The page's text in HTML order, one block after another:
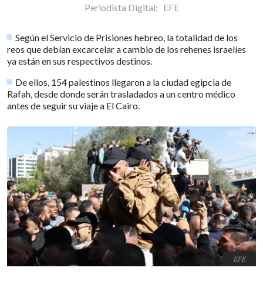
Periodista Digital: EFE
Según el Servicio de Prisiones hebreo, la totalidad de los
reos que debían excarcelar a cambio de los rehenes israelíes
ya están en sus respectivos destinos.
De ellos, 154 palestinos llegaron a la ciudad egipcia de
Rafah, desde donde serán trasladados a un centro médico
antes de seguir su viaje a El Cairo.
EFE